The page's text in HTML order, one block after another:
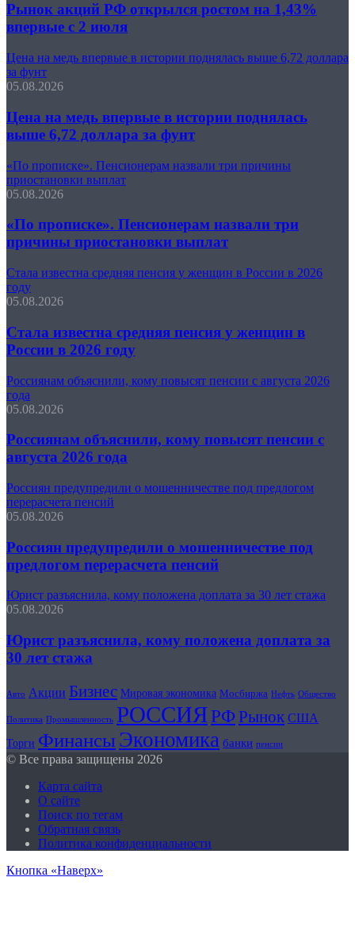
Рынок акций РФ открылся ростом на 1,43%
впервые с 2 июля
Цена на медь впервые в истории поднялась выше 6,72 доллара
за фунт
05.08.2026
Цена на медь впервые в истории поднялась
выше 6,72 доллара за фунт
«По прописке». Пенсионерам назвали три причины
приостановки выплат
05.08.2026
«По прописке». Пенсионерам назвали три
причины приостановки выплат
Стала известна средняя пенсия у женщин в России в 2026
году
05.08.2026
Стала известна средняя пенсия у женщин в
России в 2026 году
Россиянам объяснили, кому повысят пенсии с августа 2026
года
05.08.2026
Россиянам объяснили, кому повысят пенсии с
августа 2026 года
Россиян предупредили о мошенничестве под предлогом
перерасчета пенсий
05.08.2026
Россиян предупредили о мошенничестве под
предлогом перерасчета пенсий
Юрист разъяснила, кому положена доплата за 30 лет стажа
05.08.2026
Юрист разъяснила, кому положена доплата за
30 лет стажа
Авто Акции Бизнес Мировая экономика Мосбиржа Нефть Общество
Политика Промышленность РОССИЯРФРынок США
Торги Финансы Экономика банки пенсии
© Все права защищены 2026
Карта сайта
О сайте
Поиск по тегам
Обратная связь
Политика конфиденциальности
Кнопка «Наверх»